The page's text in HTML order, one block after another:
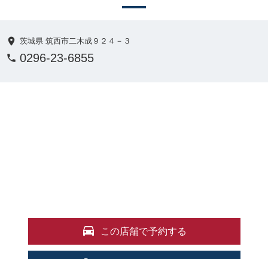
茨城県 筑西市二木成９２４－３
0296-23-6855
この店舗で予約する